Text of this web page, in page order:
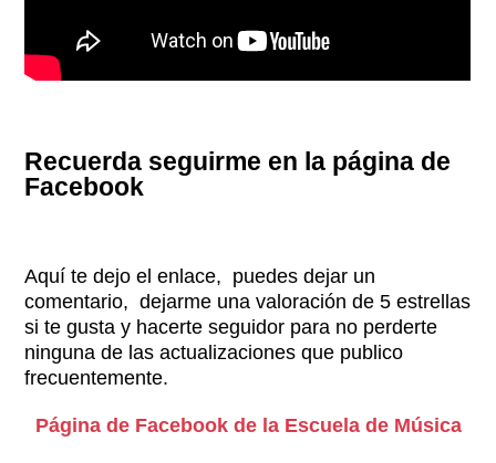
Recuerda seguirme en la página de
Facebook
Aquí te dejo el enlace, puedes dejar un
comentario, dejarme una valoración de 5 estrellas
si te gusta y hacerte seguidor para no perderte
ninguna de las actualizaciones que publico
frecuentemente.
Página de Facebook de la Escuela de Música